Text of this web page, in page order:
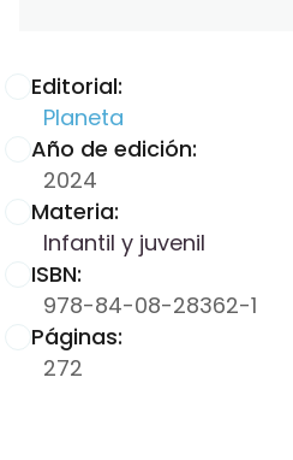
Editorial:
Planeta
Año de edición:
2024
Materia:
Infantil y juvenil
ISBN:
978-84-08-28362-1
Páginas:
272